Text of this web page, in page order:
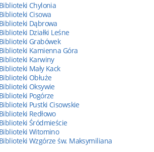
Biblioteki Chylonia
Biblioteki Cisowa
Biblioteki Dąbrowa
Biblioteki Działki Leśne
Biblioteki Grabówek
Biblioteki Kamienna Góra
Biblioteki Karwiny
Biblioteki Mały Kack
Biblioteki Obłuże
Biblioteki Oksywie
Biblioteki Pogórze
Biblioteki Pustki Cisowskie
Biblioteki Redłowo
Biblioteki Śródmieście
Biblioteki Witomino
Biblioteki Wzgórze św. Maksymiliana